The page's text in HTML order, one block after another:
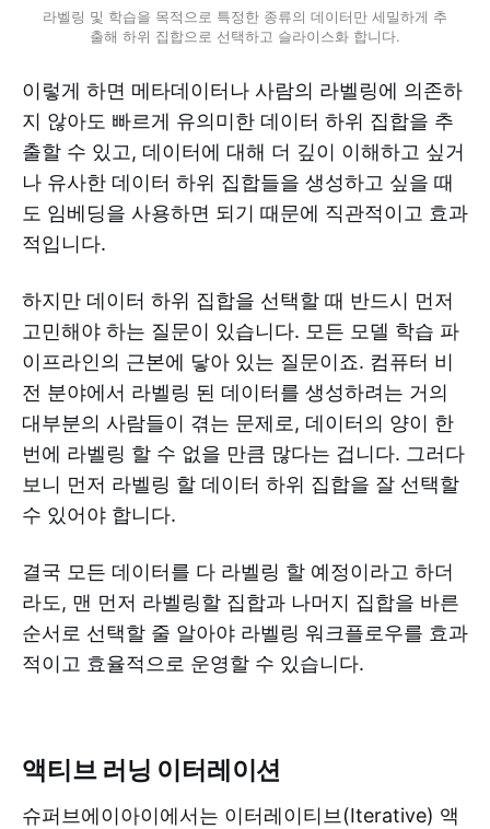
라벨링 및 학습을 목적으로 특정한 종류의 데이터만 세밀하게 추
출해 하위 집합으로 선택하고 슬라이스화 합니다.
이렇게 하면 메타데이터나 사람의 라벨링에 의존하
지 않아도 빠르게 유의미한 데이터 하위 집합을 추
출할 수 있고, 데이터에 대해 더 깊이 이해하고 싶거
나 유사한 데이터 하위 집합들을 생성하고 싶을 때
도 임베딩을 사용하면 되기 때문에 직관적이고 효과
적입니다.
하지만 데이터 하위 집합을 선택할 때 반드시 먼저
고민해야 하는 질문이 있습니다. 모든 모델 학습 파
이프라인의 근본에 닿아 있는 질문이죠. 컴퓨터 비
전 분야에서 라벨링 된 데이터를 생성하려는 거의
대부분의 사람들이 겪는 문제로, 데이터의 양이 한
번에 라벨링 할 수 없을 만큼 많다는 겁니다. 그러다
보니 먼저 라벨링 할 데이터 하위 집합을 잘 선택할
수 있어야 합니다.
결국 모든 데이터를 다 라벨링 할 예정이라고 하더
라도, 맨 먼저 라벨링할 집합과 나머지 집합을 바른
순서로 선택할 줄 알아야 라벨링 워크플로우를 효과
적이고 효율적으로 운영할 수 있습니다.
액티브 러닝 이터레이션
슈퍼브에이아이에서는 이터레이티브(Iterative) 액